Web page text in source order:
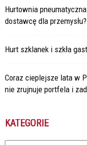
Hurtownia
dostawcę dla przemysłu?
Hurt szklanek i szkła
Coraz cieplejsze lata w
nie zrujnuje portfela i
KATEGORIE
Kategorie